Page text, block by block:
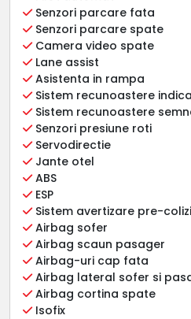
Senzori parcare fata
Senzori parcare spate
Camera video spate
Lane assist
Asistenta in rampa
Sistem recunoastere
Sistem recunoastere
Senzori presiune roti
Servodirectie
Jante otel
ABS
ESP
Sistem avertizare pre-
Airbag sofer
Airbag scaun pasager
Airbag-uri cap fata
Airbag lateral sofer si
Airbag cortina spate
Isofix